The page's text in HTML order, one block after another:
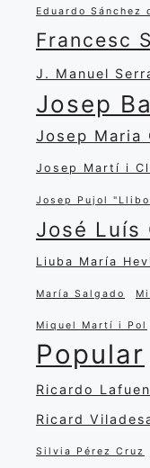
Eduardo Sánchez
Francesc
J. Manuel
Josep
Josep Maria
Josep Martí i
Josep Pujol
José Luís
Liuba María
María Salgado
Miquel Martí i Pol
Popular
Ricardo
Ricard
Silvia Pérez Cruz